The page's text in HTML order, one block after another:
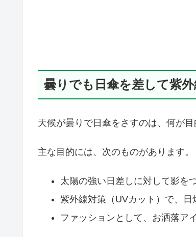
曇りでも日傘を差して紫
天候が曇りで日傘をさすのは、何が目
主な目的には、次のものがあります。
太陽の強い日差しに対して影を
紫外線対策（UVカット）で、日
ファッションとして、お洒落ア